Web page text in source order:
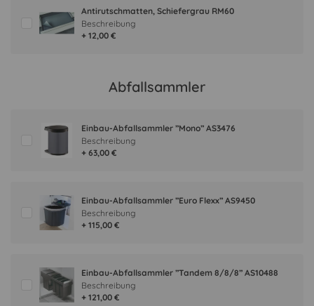
Antirutschmatten, Schiefergrau RM60
+ 12,00 €
Beschreibung
Abfallsammler
Einbau-Abfallsammler ”Mono” AS3476
+ 63,00 €
Beschreibung
Einbau-Abfallsammler ”Euro Flexx” AS9450
+ 115,00 €
Beschreibung
Einbau-Abfallsammler ”Tandem 8/8/8” AS10488
+ 121,00 €
Beschreibung